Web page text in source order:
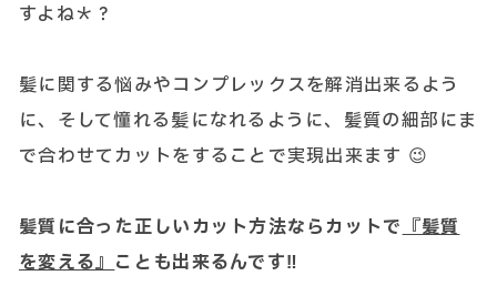
すよね＊？
髪に関する悩みやコンプレックスを解消出来るよう
に、そして憧れる髪になれるように、髪質の細部にま
で合わせてカットをすることで実現出来ます 😉
髪質に合った正しいカット方法ならカットで『髪質
を変える』ことも出来るんです‼